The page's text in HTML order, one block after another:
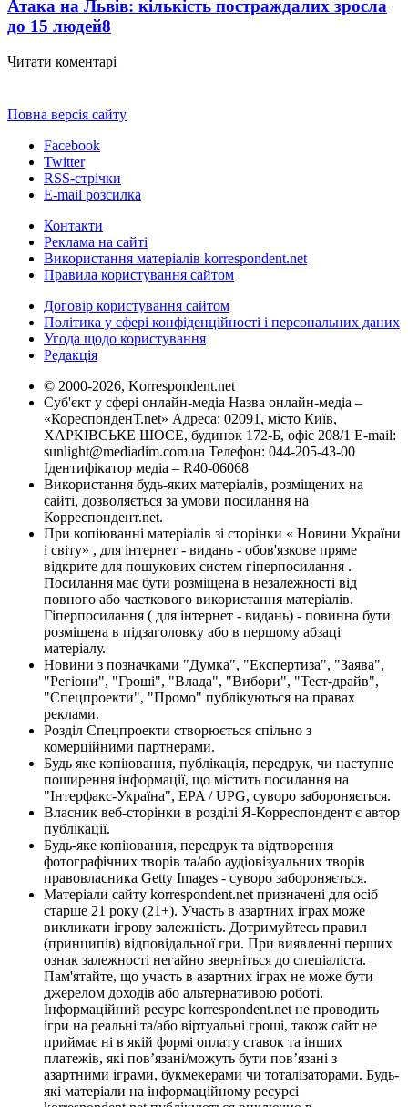
Атака на Львів: кількість постраждалих зросла
до 15 людей8
Читати коментарі
Повна версія сайту
Facebook
Twitter
RSS-стрічки
E-mail розсилка
Контакти
Реклама на сайті
Використання матеріалів korrespondent.net
Правила користування сайтом
Договір користування сайтом
Політика у сфері конфіденційності і персональних даних
Угода щодо користування
Редакція
© 2000-2026, Korrespondent.net
Суб'єкт у сфері онлайн-медіа Назва онлайн-медіа –
«КореспонденТ.net» Адреса: 02091, місто Київ,
ХАРКІВСЬКЕ ШОСЕ, будинок 172-Б, офіс 208/1 E-mail:
sunlight@mediadim.com.ua Телефон: 044-205-43-00
Ідентифікатор медіа – R40-06068
Використання будь-яких матеріалів, розміщених на
сайті, дозволяється за умови посилання на
Корреспондент.net.
При копіюванні матеріалів зі сторінки « Новини України
і світу» , для інтернет - видань - обов'язкове пряме
відкрите для пошукових систем гіперпосилання .
Посилання має бути розміщена в незалежності від
повного або часткового використання матеріалів.
Гіперпосилання ( для інтернет - видань) - повинна бути
розміщена в підзаголовку або в першому абзаці
матеріалу.
Новини з позначками "Думка", "Експертиза", "Заява",
"Регіони", "Гроші", "Влада", "Вибори", "Тест-драйв",
"Спецпроекти", "Промо" публікуються на правах
реклами.
Розділ Спецпроекти створюється спільно з
комерційними партнерами.
Будь яке копіювання, публікація, передрук, чи наступне
поширення інформації, що містить посилання на
"Інтерфакс-Україна", EPA / UPG, суворо забороняється.
Власник веб-сторінки в розділі Я-Корреспондент є автор
публікації.
Будь-яке копіювання, передрук та відтворення
фотографічних творів та/або аудіовізуальних творів
правовласника Getty Images - суворо забороняється.
Матеріали сайту korrespondent.net призначені для осіб
старше 21 року (21+). Участь в азартних іграх може
викликати ігрову залежність. Дотримуйтесь правил
(принципів) відповідальної гри. При виявленні перших
ознак залежності негайно зверніться до спеціаліста.
Пам'ятайте, що участь в азартних іграх не може бути
джерелом доходів або альтернативою роботі.
Інформаційний ресурс korrespondent.net не проводить
ігри на реальні та/або віртуальні гроші, також сайт не
приймає ні в якій формі оплату ставок та інших
платежів, які пов’язані/можуть бути пов’язані з
азартними іграми, букмекерами чи тоталізаторами. Будь-
які матеріали на інформаційному ресурсі